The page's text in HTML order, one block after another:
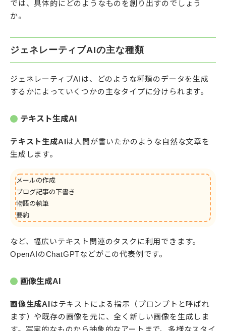
では、具体的にどのようなものを創り出すのでしょう
か。
ジェネレーティブAIの主な種類
ジェネレーティブAIは、どのような種類のデータを生成
するかによっていくつかの主なタイプに分けられます。
テキスト生成AI
テキスト生成AIは人間が書いたかのような自然な文章を
生成します。
メールの作成
ブログ記事の下書き
物語の執筆
要約
など、幅広いテキスト関連のタスクに利用できます。
OpenAIのChatGPTなどがこの代表例です。
画像生成AI
画像生成AIはテキストによる指示（プロンプトと呼ばれ
ます）や既存の画像を元に、全く新しい画像を生成しま